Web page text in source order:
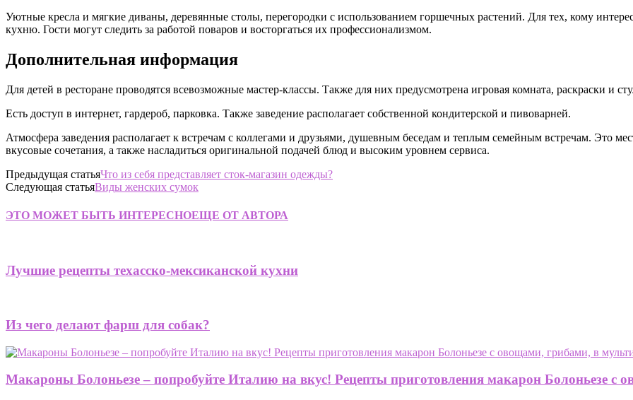
Уютные кресла и мягкие диваны, деревянные столы, перегородки с использованием горшечных растений. Для тех, кому
кухню. Гости могут следить за работой поваров и восторгаться их профессионализмом.
Дополнительная информация
Для детей в ресторане проводятся всевозможные мастер-классы. Также для них предусмотрена игровая комната, раскраски и
Есть доступ в интернет, гардероб, парковка. Также заведение располагает собственной кондитерской и пивоварней.
Атмосфера заведения располагает к встречам с коллегами и друзьями, душевным беседам и теплым семейным встречам. Это
вкусовые сочетания, а также насладиться оригинальной подачей блюд и высоким уровнем сервиса.
Предыдущая статьяЧто из себя представляет сток-магазин одежды?
Следующая статьяВиды женских сумок
ЭТО МОЖЕТ БЫТЬ ИНТЕРЕСНОЕЩЕ ОТ АВТОРА
Лучшие рецепты техасско-мексиканской кухни
Из чего делают фарш для собак?
Макароны Болоньезе – попробуйте Италию на вкус! Рецепты приготовления макарон Болоньезе с